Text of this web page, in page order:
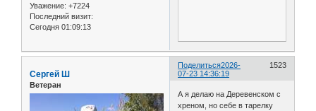
Уважение: +7224
Последний визит:
Сегодня 01:09:13
Поделиться 1523
2026-
07-23 14:36:19
Сергей Ш
Ветеран
А я делаю на Деревенском с
хреном, но себе в тарелку